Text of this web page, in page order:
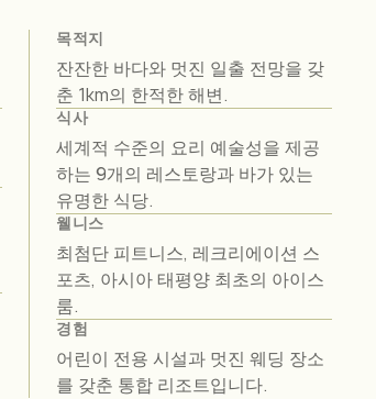
목적지
잔잔한 바다와 멋진 일출 전망을 갖
춘 1km의 한적한 해변.
식사
세계적 수준의 요리 예술성을 제공
하는 9개의 레스토랑과 바가 있는
유명한 식당.
웰니스
최첨단 피트니스, 레크리에이션 스
포츠, 아시아 태평양 최초의 아이스
룸.
경험
어린이 전용 시설과 멋진 웨딩 장소
를 갖춘 통합 리조트입니다.